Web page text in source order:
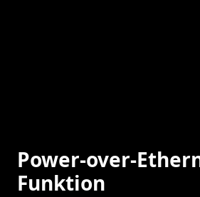
Power-over-
Funktion